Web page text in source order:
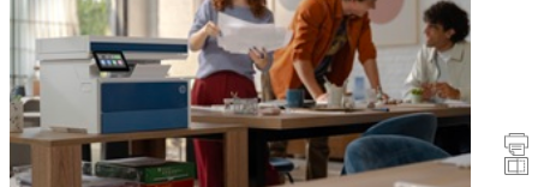
Imprimantes
Scanners
Promotions